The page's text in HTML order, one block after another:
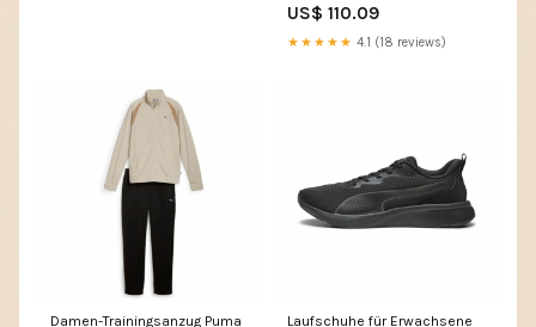
Gebraucht 2024-Ama
deaktiviert TIMM
US$ 110.09
★★★★★ 4.1 (18 reviews)
Damen-Trainingsanzug Puma
Laufschuhe für Erwachsene